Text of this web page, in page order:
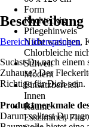
Form
Rechteckig
Pflegehinweis
Nicht waschen,
Chlorbleiche
Stilwelt
Modern
Einsatzbereich
Innen
Räume
Esszimmer, Flur
Beschreibung
Bereich überspringen
Suchst Du nach
Zuhause? Der
Richtige für Dich sein.
Produktmerkmale
Darum solltest Du